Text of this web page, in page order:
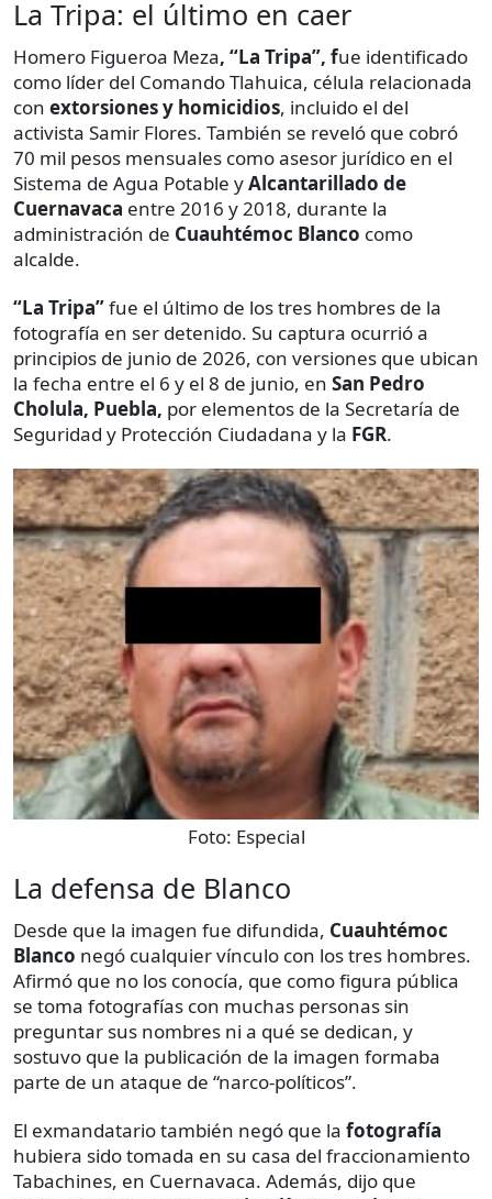
La Tripa: el último en caer
Homero Figueroa Meza, “La Tripa”, fue identificado
como líder del Comando Tlahuica, célula relacionada
con extorsiones y homicidios, incluido el del
activista Samir Flores. También se reveló que cobró
70 mil pesos mensuales como asesor jurídico en el
Sistema de Agua Potable yAlcantarillado de
Cuernavaca entre 2016 y 2018, durante la
administración de Cuauhtémoc Blanco como
alcalde.
“La Tripa”fue el último de los tres hombres de la
fotografía en ser detenido. Su captura ocurrió a
principios de junio de 2026, con versiones que ubican
la fecha entre el 6 y el 8 de junio, en San Pedro
Cholula, Puebla, por elementos de la Secretaría de
Seguridad y Protección Ciudadana y la FGR.
Foto: Especial
La defensa de Blanco
Desde que la imagen fue difundida, Cuauhtémoc
Blanco negó cualquier vínculo con los tres hombres.
Afirmó que no los conocía, que como figura pública
se toma fotografías con muchas personas sin
preguntar sus nombres ni a qué se dedican, y
sostuvo que la publicación de la imagen formaba
parte de un ataque de “narco-políticos”.
El exmandatario también negó que la fotografía
hubiera sido tomada en su casa del fraccionamiento
Tabachines, en Cuernavaca. Además, dijo que